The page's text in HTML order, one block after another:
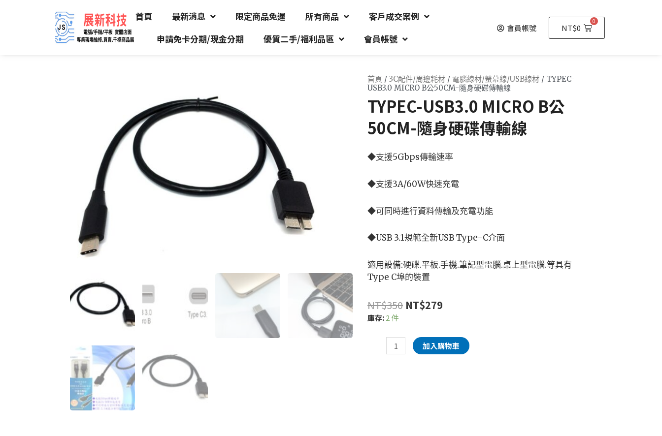
首頁 最新消息 限定商品免運 所有商品
客戶成交案例
申請免卡分期/現金分期
優質二手/福利品區 會員帳號
會員帳號 NT$0
0
首頁 / 3C配件/周邊耗材 / 電腦線材/螢幕線/USB線材 / TYPEC-
USB3.0 MICRO B公50CM-隨身硬碟傳輸線
TYPEC-USB3.0 MICRO B公
50CM-隨身硬碟傳輸線
◆支援5Gbps傳輸速率
◆支援3A/60W快速充電
◆可同時進行資料傳輸及充電功能
◆USB 3.1規範全新USB Type-C介面
適用設備:硬碟.平板.手機.筆記型電腦.桌上型電腦.等具有
Type C埠的裝置
NT$350 NT$279
庫存:2 件
加入購物車